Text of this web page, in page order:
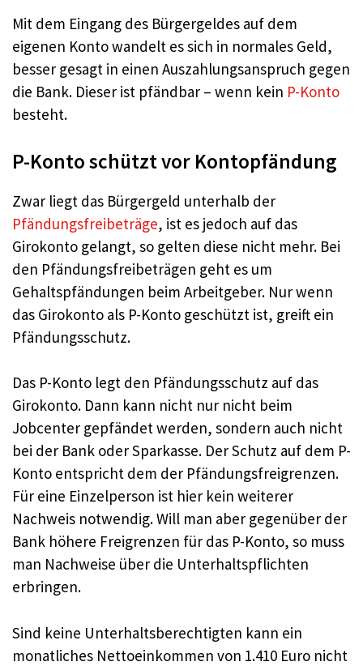
Mit dem Eingang des Bürgergeldes auf dem
eigenen Konto wandelt es sich in normales Geld,
besser gesagt in einen Auszahlungsanspruch gegen
die Bank. Dieser ist pfändbar – wenn kein P-Konto
besteht.
P-Konto schützt vor Kontopfändung
Zwar liegt das Bürgergeld unterhalb der
Pfändungsfreibeträge, ist es jedoch auf das
Girokonto gelangt, so gelten diese nicht mehr. Bei
den Pfändungsfreibeträgen geht es um
Gehaltspfändungen beim Arbeitgeber. Nur wenn
das Girokonto als P-Konto geschützt ist, greift ein
Pfändungsschutz.
Das P-Konto legt den Pfändungsschutz auf das
Girokonto. Dann kann nicht nur nicht beim
Jobcenter gepfändet werden, sondern auch nicht
bei der Bank oder Sparkasse. Der Schutz auf dem P-
Konto entspricht dem der Pfändungsfreigrenzen.
Für eine Einzelperson ist hier kein weiterer
Nachweis notwendig. Will man aber gegenüber der
Bank höhere Freigrenzen für das P-Konto, so muss
man Nachweise über die Unterhaltspflichten
erbringen.
Sind keine Unterhaltsberechtigten kann ein
monatliches Nettoeinkommen von 1.410 Euro nicht